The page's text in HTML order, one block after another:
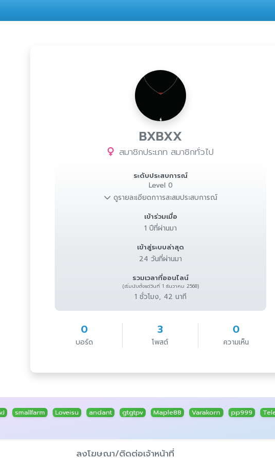
BXBXX
สมาชิกประเภท สมาชิกทั่วไป
ระดับประสบการณ์
Level 0
ดูรายละเอียดกาารสะสมประสบการณ์
เข้าร่วมเมื่อ
1 ปีที่ผ่านมา
เข้าสู่ระบบล่าสุด
24 วันที่ผ่านมา
รวมเวลาที่ออนไลน์
(เริ่มนับตั้งแต่วันที่ 1 ธันวาคม 2568)
1 ชั่วโมง, 42 นาที
0
บอร์ด
3
โพสต์
0
ความเห็น
smallfarm Loveisu andant gtgtpv Maple88 Varakorn pp999
ลงโฆษณา/ติดต่อเจ้าหน้าที่